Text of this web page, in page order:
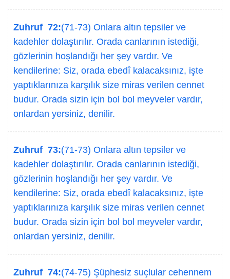
Zuhruf 72:(71-73) Onlara altın tepsiler ve
kadehler dolaştırılır. Orada canlarının istediği,
gözlerinin hoşlandığı her şey vardır. Ve
kendilerine: Siz, orada ebedî kalacaksınız, işte
yaptıklarınıza karşılık size miras verilen cennet
budur. Orada sizin için bol bol meyveler vardır,
onlardan yersiniz, denilir.
Zuhruf 73:(71-73) Onlara altın tepsiler ve
kadehler dolaştırılır. Orada canlarının istediği,
gözlerinin hoşlandığı her şey vardır. Ve
kendilerine: Siz, orada ebedî kalacaksınız, işte
yaptıklarınıza karşılık size miras verilen cennet
budur. Orada sizin için bol bol meyveler vardır,
onlardan yersiniz, denilir.
Zuhruf 74:(74-75) Şüphesiz suçlular cehennem